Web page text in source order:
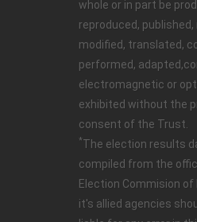
whole or in part be
reproduced,
modified, translated,
performed,
electromagnetic or
exhibited without the
consent of the Trust.
*The election results
compiled from the
Election Commision of
it's allied agencies